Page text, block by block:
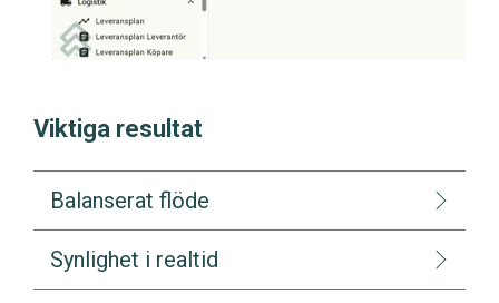
Viktiga resultat
Balanserat flöde
Synlighet i realtid